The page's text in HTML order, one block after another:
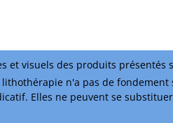
et visuels des produits présentés
n'a pas de
Elles ne peuvent se